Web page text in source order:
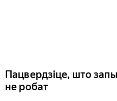
Пацвердзіце, што
не робат